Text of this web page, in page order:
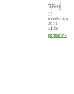
วิศิษฐ์
15
พฤศจิกายน,
2011 -
11:56
permalink